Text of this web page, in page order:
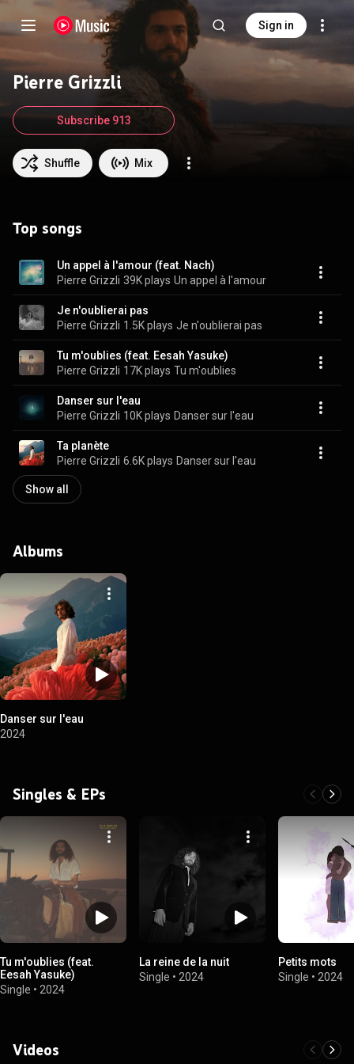
Sign in
Pierre Grizzli
Shuffle Mix
Subscribe 913
Top songs
Un appel à l'amour (feat. Nach)
Pierre Grizzli 39K plays Un appel à l'amour
Je n'oublierai pas
Pierre Grizzli 1.5K plays Je n'oublierai pas
Tu m'oublies (feat. Eesah Yasuke)
Pierre Grizzli 17K plays Tu m'oublies
Danser sur l'eau
Pierre Grizzli 10K plays Danser sur l'eau
Ta planète
Pierre Grizzli 6.6K plays Danser sur l'eau
Show all
Albums
Danser sur l'eau
2024
Singles & EPs
Tu m'oublies (feat.
Eesah Yasuke)
Single • 2024
La reine de la nuit
Single • 2024
Petits mots
Single • 2024
Videos